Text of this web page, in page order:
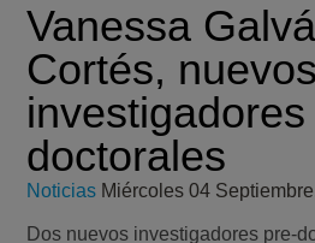
Vanessa
Cortés, nuevos
doctorales
Noticias Miércoles 04
Dos nuevos investigadores pre-